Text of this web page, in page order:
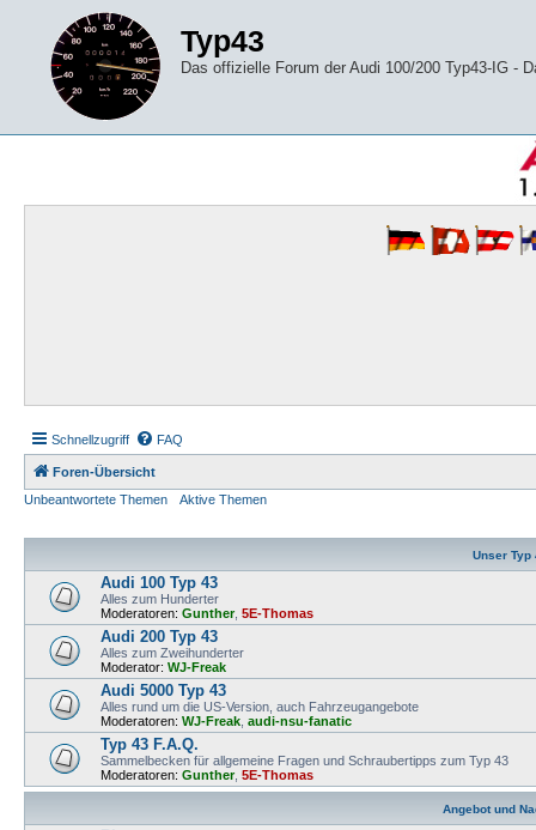
Typ43
Das offizielle Forum der Audi 100/200 Typ43-IG -
Schnellzugriff FAQ
Foren-Übersicht
Unbeantwortete Themen
Aktive Themen
Unser Typ
Audi 100 Typ 43
Alles zum Hunderter
Moderatoren: Gunther, 5E-Thomas
Audi 200 Typ 43
Alles zum Zweihunderter
Moderator: WJ-Freak
Audi 5000 Typ 43
Alles rund um die US-Version, auch Fahrzeugangebote
Moderatoren: WJ-Freak audi-nsu-fanatic
Typ 43 F.A.Q.
Sammelbecken für allgemeine Fragen und Schraubertipps zum Typ 43
Moderatoren: Gunther, 5E-Thomas
Angebot und